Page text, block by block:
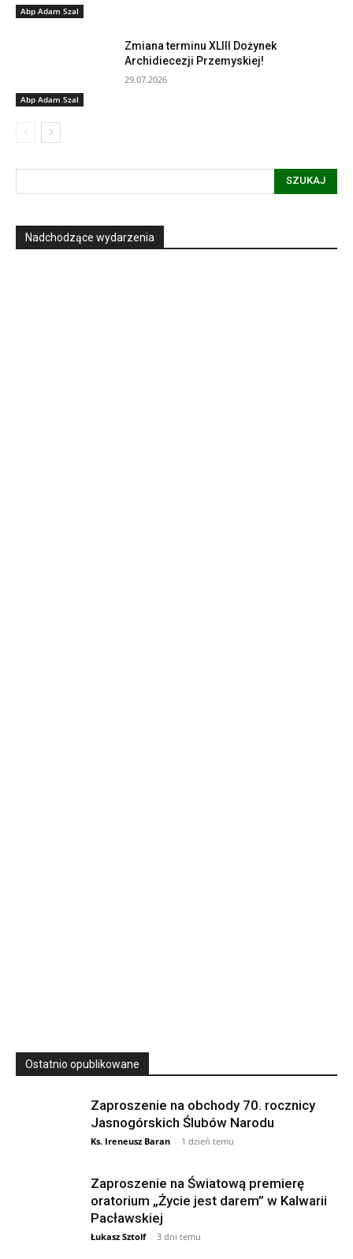
Abp Adam Szal
Abp Adam Szal
Zmiana terminu XLIII Dożynek
Archidiecezji Przemyskiej!
29.07.2026
SZUKAJ
Nadchodzące wydarzenia
Ostatnio opublikowane
Zaproszenie na obchody 70. rocznicy
Jasnogórskich Ślubów Narodu
Ks. Ireneusz Baran - 1 dzień temu
Zaproszenie na Światową premierę
oratorium „Życie jest darem” w Kalwarii
Pacławskiej
Łukasz Sztolf - 3 dni temu